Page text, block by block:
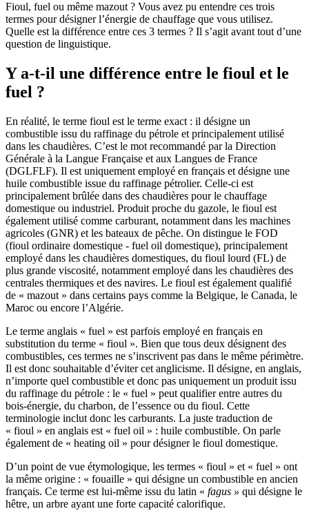
Fioul, fuel ou même mazout ? Vous avez pu entendre ces trois
termes pour désigner l’énergie de chauffage que vous utilisez.
Quelle est la différence entre ces 3 termes ? Il s’agit avant tout d’une
question de linguistique.
Y a-t-il une différence entre le fioul et le
fuel ?
En réalité, le terme fioul est le terme exact : il désigne un
combustible issu du raffinage du pétrole et principalement utilisé
dans les chaudières. C’est le mot recommandé par la Direction
Générale à la Langue Française et aux Langues de France
(DGLFLF). Il est uniquement employé en français et désigne une
huile combustible issue du raffinage pétrolier. Celle-ci est
principalement brûlée dans des chaudières pour le chauffage
domestique ou industriel. Produit proche du gazole, le fioul est
également utilisé comme carburant, notamment dans les machines
agricoles (GNR) et les bateaux de pêche. On distingue le FOD
(fioul ordinaire domestique - fuel oil domestique), principalement
employé dans les chaudières domestiques, du fioul lourd (FL) de
plus grande viscosité, notamment employé dans les chaudières des
centrales thermiques et des navires. Le fioul est également qualifié
de « mazout » dans certains pays comme la Belgique, le Canada, le
Maroc ou encore l’Algérie.
Le terme anglais « fuel » est parfois employé en français en
substitution du terme « fioul ». Bien que tous deux désignent des
combustibles, ces termes ne s’inscrivent pas dans le même périmètre.
Il est donc souhaitable d’éviter cet anglicisme. Il désigne, en anglais,
n’importe quel combustible et donc pas uniquement un produit issu
du raffinage du pétrole : le « fuel » peut qualifier entre autres du
bois-énergie, du charbon, de l’essence ou du fioul. Cette
terminologie inclut donc les carburants. La juste traduction de
« fioul » en anglais est « fuel oil » : huile combustible. On parle
également de « heating oil » pour désigner le fioul domestique.
D’un point de vue étymologique, les termes « fioul » et « fuel » ont
la même origine : « fouaille » qui désigne un combustible en ancien
français. Ce terme est lui-même issu du latin « fagus » qui désigne le
hêtre, un arbre ayant une forte capacité calorifique.